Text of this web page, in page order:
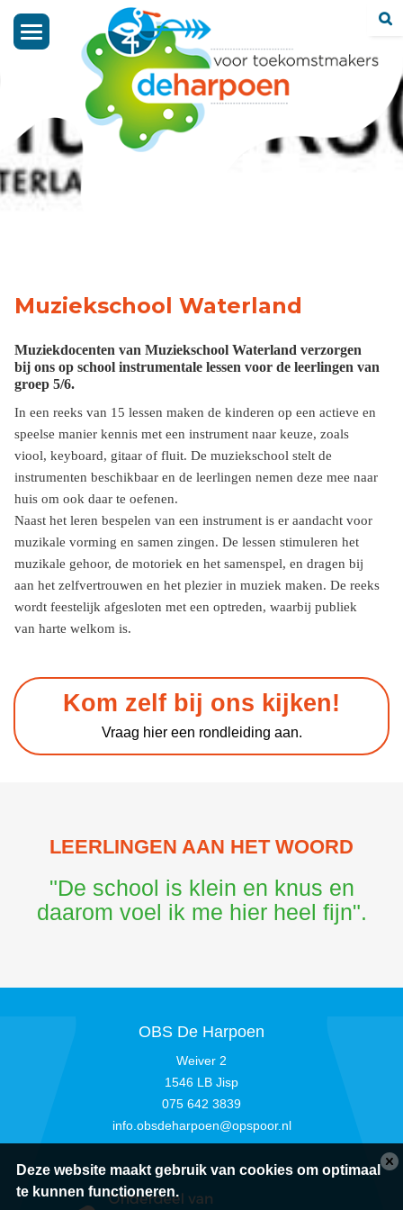
Toggle
navigation
Muziekschool Waterland
Muziekdocenten van Muziekschool Waterland verzorgen
bij ons op school instrumentale lessen voor de leerlingen van
groep 5/6.
In een reeks van 15 lessen maken de kinderen op een actieve en
speelse manier kennis met een instrument naar keuze, zoals
viool, keyboard, gitaar of fluit. De muziekschool stelt de
instrumenten beschikbaar en de leerlingen nemen deze mee naar
huis om ook daar te oefenen.
Naast het leren bespelen van een instrument is er aandacht voor
muzikale vorming en samen zingen. De lessen stimuleren het
muzikale gehoor, de motoriek en het samenspel, en dragen bij
aan het zelfvertrouwen en het plezier in muziek maken. De reeks
wordt feestelijk afgesloten met een optreden, waarbij publiek
van harte welkom is.
Kom zelf bij ons kijken!
Vraag hier een rondleiding aan.
LEERLINGEN AAN HET WOORD
"De school is klein en knus en
daarom voel ik me hier heel fijn".
OBS De Harpoen
Weiver 2
1546 LB Jisp
075 642 3839
info.obsdeharpoen@opspoor.nl
Deze website maakt gebruik van cookies om optimaal
te kunnen functioneren.